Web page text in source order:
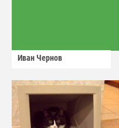
Иван Чернов